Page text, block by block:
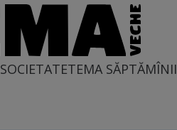
SOCIETATETEMA SĂPTĂMÎNII